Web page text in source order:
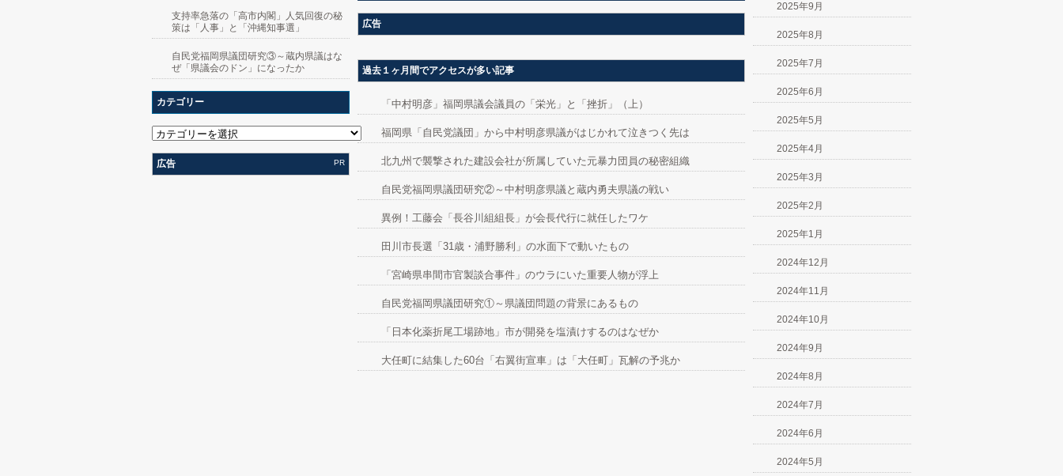
支持率急落の「高市内閣」人気回復の秘
策は「人事」と「沖縄知事選」
自民党福岡県議団研究③～蔵内県議はな
ぜ「県議会のドン」になったか
カテゴリー
広告 PR
広告
過去１ヶ月間でアクセスが多い記事
「中村明彦」福岡県議会議員の「栄光」と「挫折」（上）
福岡県「自民党議団」から中村明彦県議がはじかれて泣きつく先は
北九州で襲撃された建設会社が所属していた元暴力団員の秘密組織
自民党福岡県議団研究②～中村明彦県議と蔵内勇夫県議の戦い
異例！工藤会「長谷川組組長」が会長代行に就任したワケ
田川市長選「31歳・浦野勝利」の水面下で動いたもの
「宮崎県串間市官製談合事件」のウラにいた重要人物が浮上
自民党福岡県議団研究①～県議団問題の背景にあるもの
「日本化薬折尾工場跡地」市が開発を塩漬けするのはなぜか
大任町に結集した60台「右翼街宣車」は「大任町」瓦解の予兆か
2025年9月
2025年8月
2025年7月
2025年6月
2025年5月
2025年4月
2025年3月
2025年2月
2025年1月
2024年12月
2024年11月
2024年10月
2024年9月
2024年8月
2024年7月
2024年6月
2024年5月